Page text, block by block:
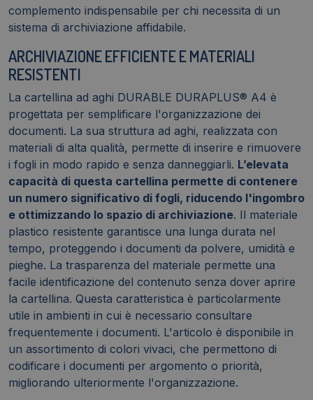
complemento indispensabile per chi necessita di un
sistema di archiviazione affidabile.
ARCHIVIAZIONE EFFICIENTE E MATERIALI
RESISTENTI
La cartellina ad aghi DURABLE DURAPLUS® A4 è
progettata per semplificare l'organizzazione dei
documenti. La sua struttura ad aghi, realizzata con
materiali di alta qualità, permette di inserire e rimuovere
i fogli in modo rapido e senza danneggiarli. L’elevata
capacità di questa cartellina permette di contenere
un numero significativo di fogli, riducendo l'ingombro
e ottimizzando lo spazio di archiviazione. Il materiale
plastico resistente garantisce una lunga durata nel
tempo, proteggendo i documenti da polvere, umidità e
pieghe. La trasparenza del materiale permette una
facile identificazione del contenuto senza dover aprire
la cartellina. Questa caratteristica è particolarmente
utile in ambienti in cui è necessario consultare
frequentemente i documenti. L'articolo è disponibile in
un assortimento di colori vivaci, che permettono di
codificare i documenti per argomento o priorità,
migliorando ulteriormente l'organizzazione.